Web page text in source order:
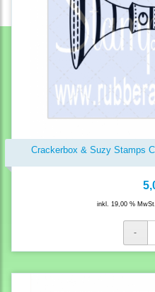
Crackerbox & Suzy Stamps
inkl. 19,00 %